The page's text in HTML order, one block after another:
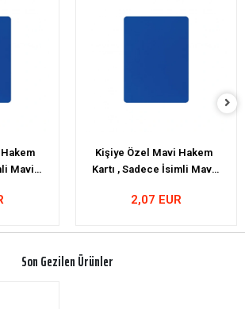
Mavi
Kişiye Özel Fox40 Classic
Düdük
22,41 EUR
Son Gezilen Ürünler